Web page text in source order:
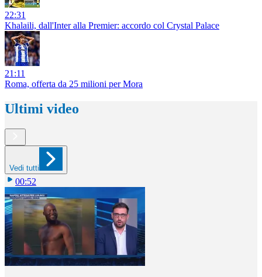
22:31
Khalaili, dall'Inter alla Premier: accordo col Crystal Palace
21:11
Roma, offerta da 25 milioni per Mora
Ultimi video
Vedi tutti
00:52